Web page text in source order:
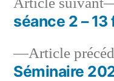
Navigation
deArticle
Séminaire
séance 2 –